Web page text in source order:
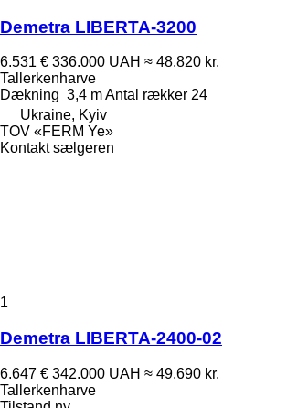
Demetra LIBERTA-3200
6.531 € 336.000 UAH ≈ 48.820 kr.
Tallerkenharve
Dækning 3,4 mAntal rækker 24
Ukraine, Kyiv
TOV «FERM Ye»
Kontakt sælgeren
1
Demetra LIBERTA-2400-02
6.647 € 342.000 UAH ≈ 49.690 kr.
Tallerkenharve